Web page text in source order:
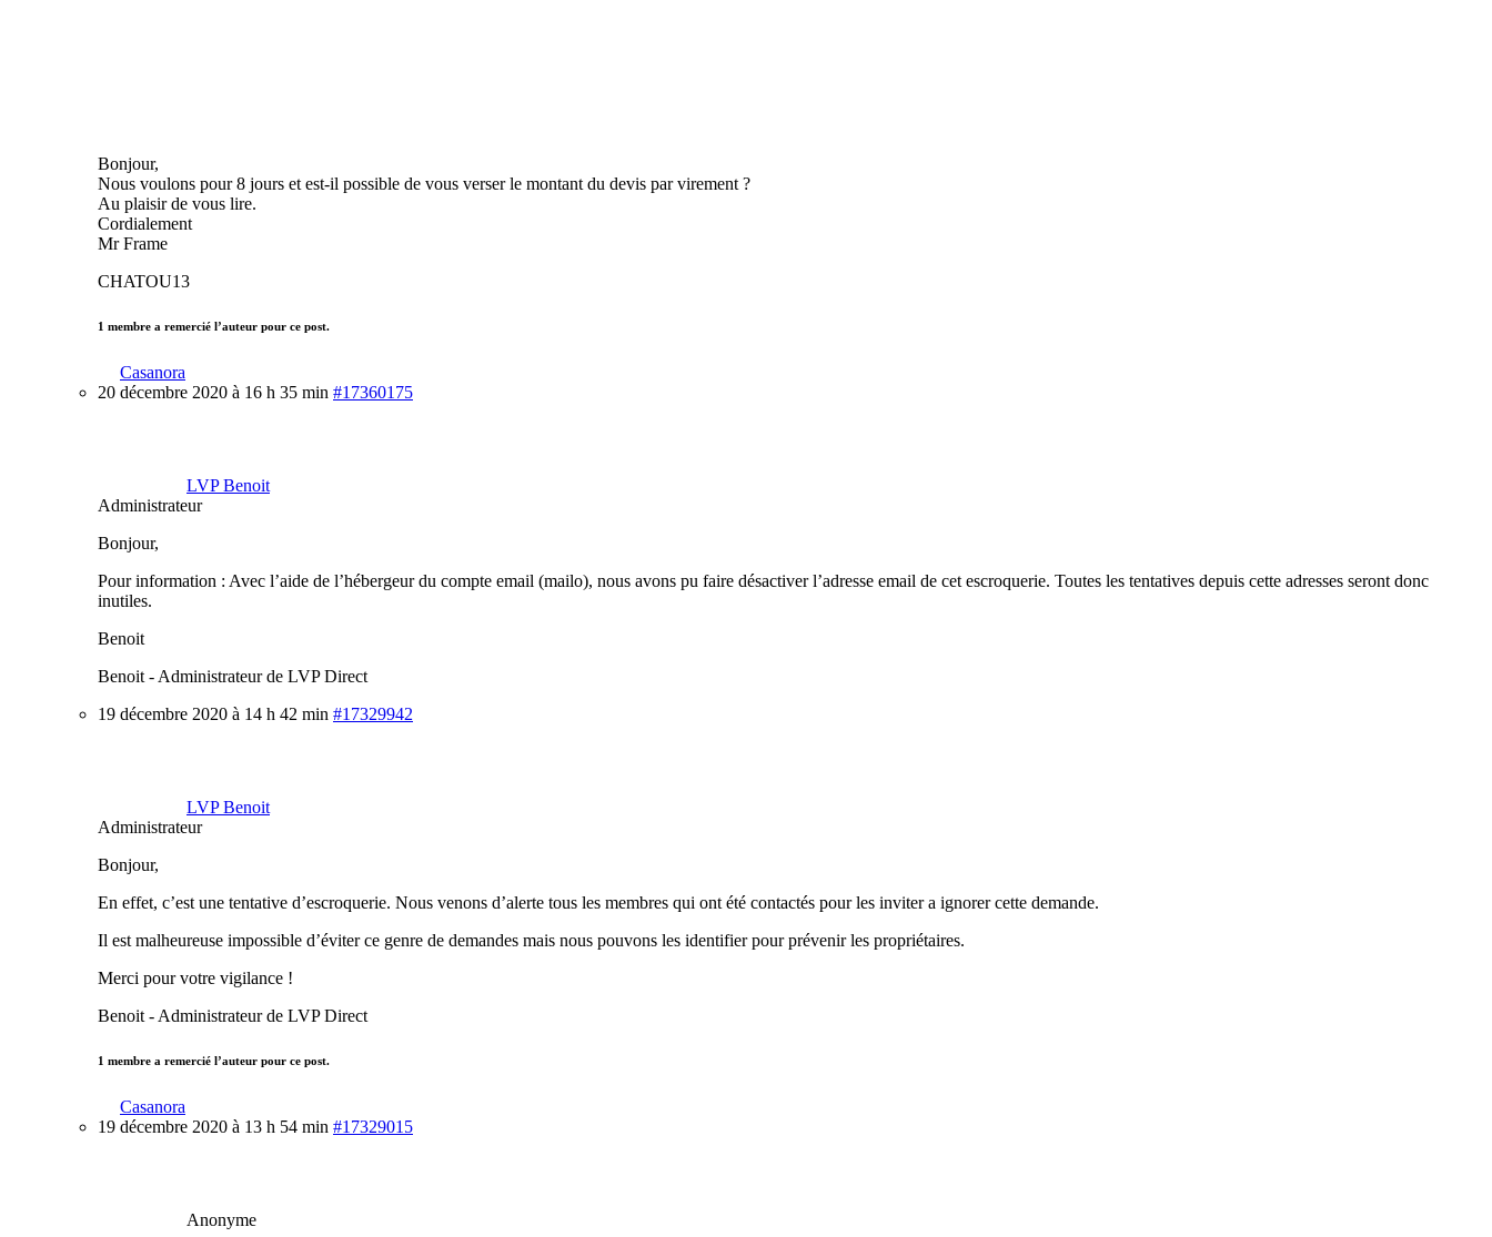
Bonjour,
Nous voulons pour 8 jours et est-il possible de vous verser le montant du devis par virement ?
Au plaisir de vous lire.
Cordialement
Mr Frame
CHATOU13
1 membre a remercié l’auteur pour ce post.
Casanora
20 décembre 2020 à 16 h 35 min #17360175
LVP Benoit
Administrateur
Bonjour,
Pour information : Avec l’aide de l’hébergeur du compte email (mailo), nous avons pu faire désactiver l’adresse email de cet escroquerie. Toutes les tentatives depuis cette adresses seront donc
inutiles.
Benoit
Benoit - Administrateur de LVP Direct
19 décembre 2020 à 14 h 42 min #17329942
LVP Benoit
Administrateur
Bonjour,
En effet, c’est une tentative d’escroquerie. Nous venons d’alerte tous les membres qui ont été contactés pour les inviter a ignorer cette demande.
Il est malheureuse impossible d’éviter ce genre de demandes mais nous pouvons les identifier pour prévenir les propriétaires.
Merci pour votre vigilance !
Benoit - Administrateur de LVP Direct
1 membre a remercié l’auteur pour ce post.
Casanora
19 décembre 2020 à 13 h 54 min #17329015
Anonyme